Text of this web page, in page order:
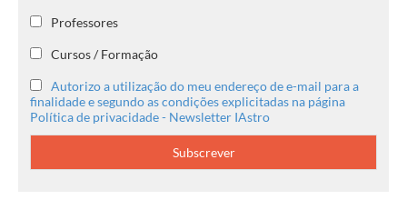
Professores
Cursos / Formação
Autorizo a utilização do meu endereço de e-mail para a
finalidade e segundo as condições explicitadas na página
Política de privacidade - Newsletter IAstro